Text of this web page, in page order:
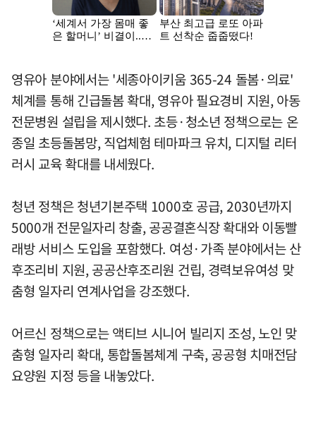
영유아 분야에서는 '세종아이키움 365-24 돌봄·의료'
체계를 통해 긴급돌봄 확대, 영유아 필요경비 지원, 아동
전문병원 설립을 제시했다. 초등·청소년 정책으로는 온
종일 초등돌봄망, 직업체험 테마파크 유치, 디지털 리터
러시 교육 확대를 내세웠다.
청년 정책은 청년기본주택 1000호 공급, 2030년까지
5000개 전문일자리 창출, 공공결혼식장 확대와 이동빨
래방 서비스 도입을 포함했다. 여성·가족 분야에서는 산
후조리비 지원, 공공산후조리원 건립, 경력보유여성 맞
춤형 일자리 연계사업을 강조했다.
어르신 정책으로는 액티브 시니어 빌리지 조성, 노인 맞
춤형 일자리 확대, 통합돌봄체계 구축, 공공형 치매전담
요양원 지정 등을 내놓았다.